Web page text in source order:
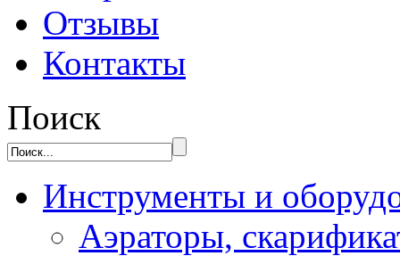
Отзывы
Контакты
Поиск
Инструменты и
Аэраторы,